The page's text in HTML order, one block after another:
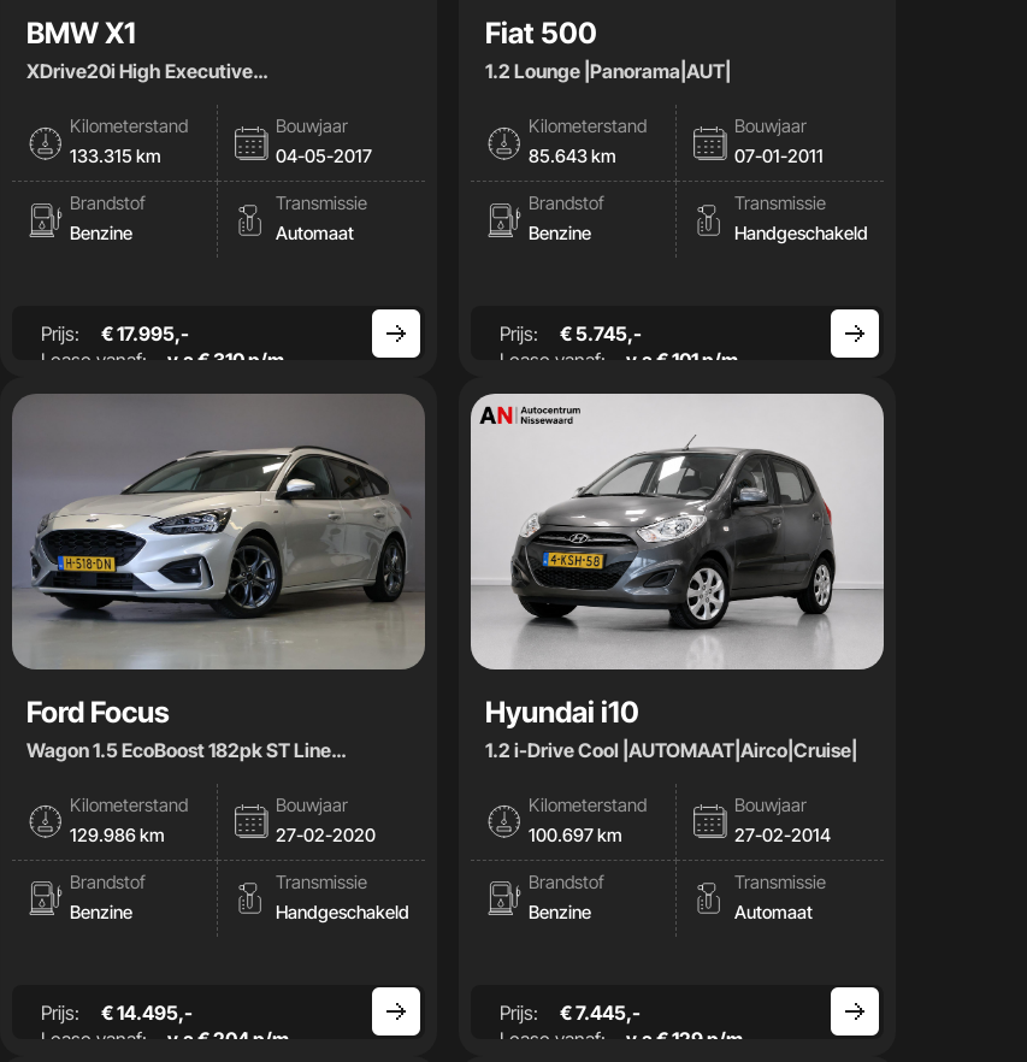
BMW X1
XDrive20i High Executive
|Stoelverwarming|Trekhaak
Kilometerstand
133.315 km
Bouwjaar
04-05-2017
Brandstof
Benzine
Transmissie
Automaat
Prijs:
€ 17.995,-
Lease vanaf:
v.a € 310 p/m
Fiat 500
1.2 Lounge |Panorama|AUT|
Kilometerstand
85.643 km
Bouwjaar
07-01-2011
Brandstof
Benzine
Transmissie
Handgeschakeld
Prijs:
€ 5.745,-
Lease vanaf:
v.a € 101 p/m
Ford Focus
Wagon 1.5 EcoBoost 182pk ST Line
Business|Carplay|Climate|
Kilometerstand
129.986 km
Bouwjaar
27-02-2020
Brandstof
Benzine
Transmissie
Handgeschakeld
Prijs:
€ 14.495,-
Lease vanaf:
v.a € 204 p/m
Hyundai i10
1.2 i-Drive Cool |AUTOMAAT|Airco|Cruise|
Kilometerstand
100.697 km
Bouwjaar
27-02-2014
Brandstof
Benzine
Transmissie
Automaat
Prijs:
€ 7.445,-
Lease vanaf:
v.a € 129 p/m